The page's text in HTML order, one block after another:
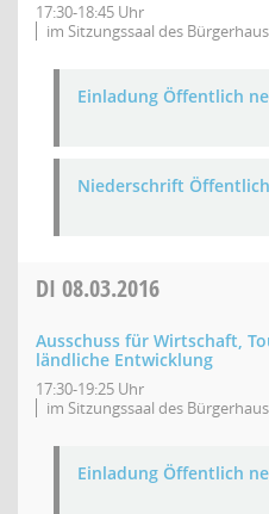
17:30-18:45 Uhr
im Sitzungssaal des
Einladung Öffentlich
Niederschrift Öffentlich
DI 08.03.2016
Ausschuss für Wirtschaft,
ländliche Entwicklung
17:30-19:25 Uhr
im Sitzungssaal des
Einladung Öffentlich